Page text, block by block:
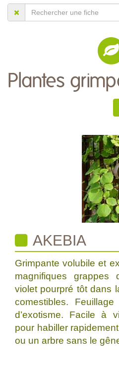
Plantes
AKEBIA
Grimpante volubile et
magnifiques grappes
violet pourpré tôt dans
comestibles.
d’exotisme. Facile à
pour habiller
ou un arbre sans le